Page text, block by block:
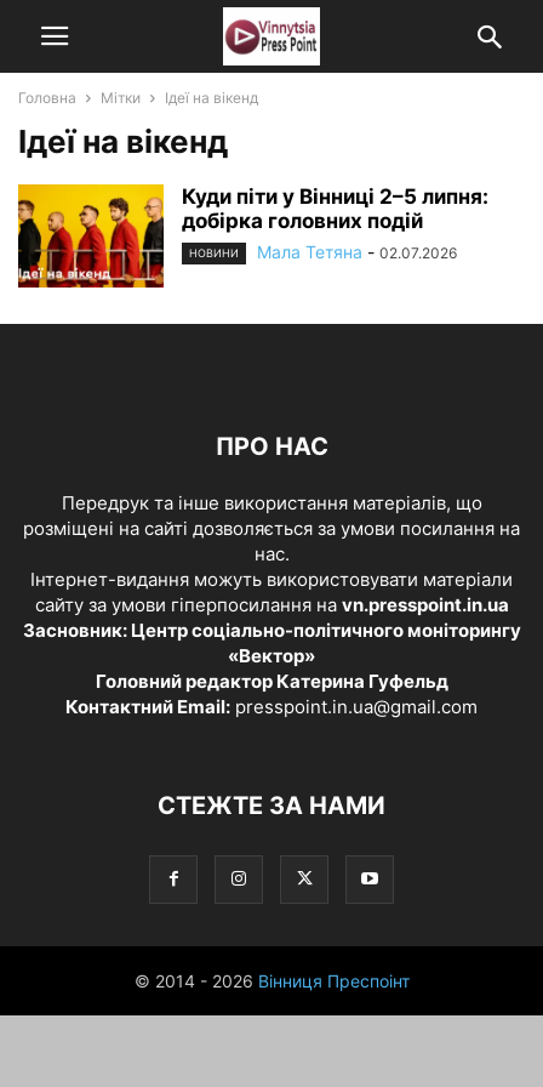
Головна Мітки Ідеї на вікенд
Ідеї на вікенд
Куди піти у Вінниці 2–5 липня:
добірка головних подій
НОВИНИ Мала Тетяна - 02.07.2026
ПРО НАС
Передрук та інше використання матеріалів, що
розміщені на сайті дозволяється за умови посилання на
нас.
Інтернет-видання можуть використовувати матеріали
сайту за умови гіперпосилання на vn.presspoint.in.ua
Засновник: Центр соціально-політичного моніторингу
«Вектор»
Головний редактор Катерина Гуфельд
Контактний Email: presspoint.in.ua@gmail.com
СТЕЖТЕ ЗА НАМИ
© 2014 - 2026 Вінниця Преспоінт